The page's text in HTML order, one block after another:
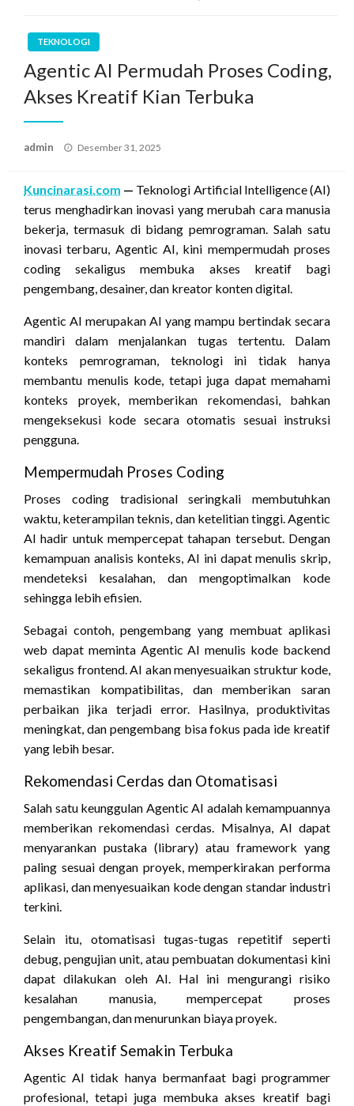
TEKNOLOGI
Agentic AI Permudah Proses Coding,
Akses Kreatif Kian Terbuka
admin
Posted
Desember 31, 2025
Kuncinarasi.com — Teknologi Artificial Intelligence (AI)
terus menghadirkan inovasi yang merubah cara manusia
bekerja, termasuk di bidang pemrograman. Salah satu
inovasi terbaru, Agentic AI, kini mempermudah proses
coding sekaligus membuka akses kreatif bagi
pengembang, desainer, dan kreator konten digital.
Agentic AI merupakan AI yang mampu bertindak secara
mandiri dalam menjalankan tugas tertentu. Dalam
konteks pemrograman, teknologi ini tidak hanya
membantu menulis kode, tetapi juga dapat memahami
konteks proyek, memberikan rekomendasi, bahkan
mengeksekusi kode secara otomatis sesuai instruksi
pengguna.
Mempermudah Proses Coding
Proses coding tradisional seringkali membutuhkan
waktu, keterampilan teknis, dan ketelitian tinggi. Agentic
AI hadir untuk mempercepat tahapan tersebut. Dengan
kemampuan analisis konteks, AI ini dapat menulis skrip,
mendeteksi kesalahan, dan mengoptimalkan kode
sehingga lebih efisien.
Sebagai contoh, pengembang yang membuat aplikasi
web dapat meminta Agentic AI menulis kode backend
sekaligus frontend. AI akan menyesuaikan struktur kode,
memastikan kompatibilitas, dan memberikan saran
perbaikan jika terjadi error. Hasilnya, produktivitas
meningkat, dan pengembang bisa fokus pada ide kreatif
yang lebih besar.
Rekomendasi Cerdas dan Otomatisasi
Salah satu keunggulan Agentic AI adalah kemampuannya
memberikan rekomendasi cerdas. Misalnya, AI dapat
menyarankan pustaka (library) atau framework yang
paling sesuai dengan proyek, memperkirakan performa
aplikasi, dan menyesuaikan kode dengan standar industri
terkini.
Selain itu, otomatisasi tugas-tugas repetitif seperti
debug, pengujian unit, atau pembuatan dokumentasi kini
dapat dilakukan oleh AI. Hal ini mengurangi risiko
kesalahan manusia, mempercepat proses
pengembangan, dan menurunkan biaya proyek.
Akses Kreatif Semakin Terbuka
Agentic AI tidak hanya bermanfaat bagi programmer
profesional, tetapi juga membuka akses kreatif bagi